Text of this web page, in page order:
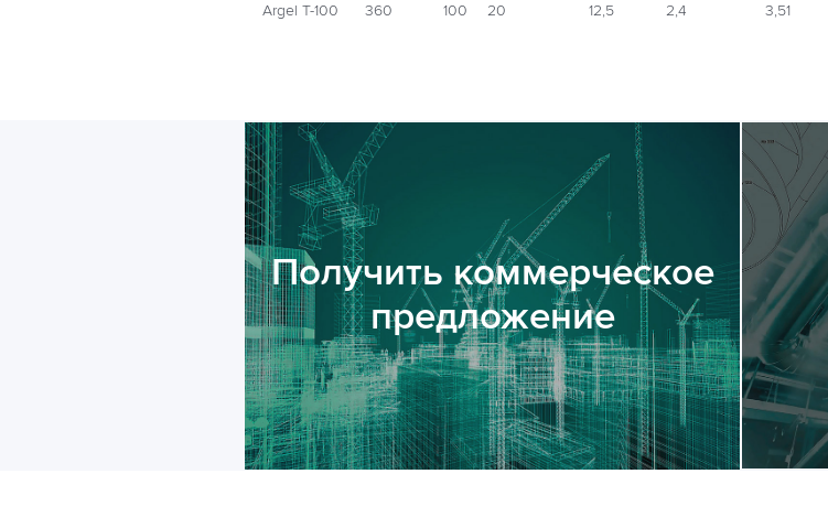
Argel T-100 360 100 20 12,5 2,4 3,51
Получить коммерческое
предложение